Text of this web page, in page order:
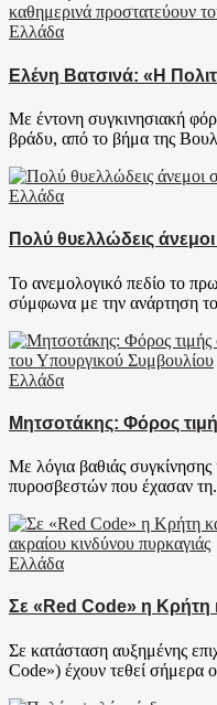
Ελλάδα
Ελένη Βατσινά: «Η
Με έντονη συγκινησιακή
βράδυ, από το βήμα της
Ελλάδα
Πολύ θυελλώδεις
Το ανεμολογικό πεδίο το
σύμφωνα με την ανάρτηση
Ελλάδα
Μητσοτάκης: Φόρος
Με λόγια βαθιάς
πυροσβεστών που έχασαν
Ελλάδα
Σε «Red Code» η Κρήτη
Σε κατάσταση αυξημένης
Code») έχουν τεθεί σήμερα